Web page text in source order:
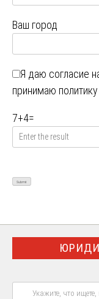
Ваш город
Я даю согласие
принимаю
7+4=